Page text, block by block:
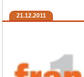
21.12.2011